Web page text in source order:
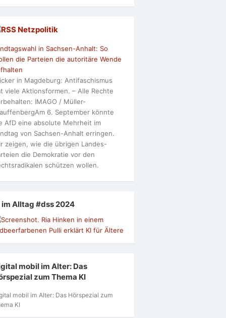
Netzpolitik
in Sachsen-Anhalt: So
die Parteien die autoritäre Wende
in Magdeburg: Antifaschismus
viele Aktionsformen. – Alle Rechte
IMAGO / Müller-
6. September könnte
AfD eine absolute Mehrheit im
von Sachsen-Anhalt erringen.
zeigen, wie die übrigen Landes-
die Demokratie vor den
schützen wollen.
im Alltag #dss 2024
mobil im Alter: Das
zum Thema KI
mobil im Alter: Das Hörspezial zum
KI